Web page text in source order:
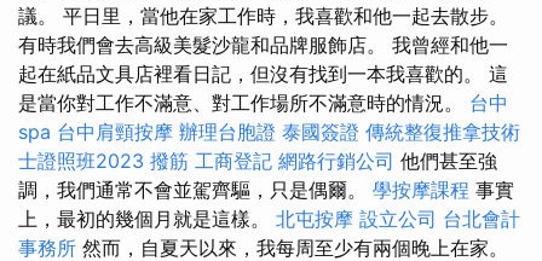
議。 平日里，當他在家工作時，我喜歡和他一起去散步。
有時我們會去高級美髮沙龍和品牌服飾店。 我曾經和他一
起在紙品文具店裡看日記，但沒有找到一本我喜歡的。 這
是當你對工作不滿意、對工作場所不滿意時的情況。 台中
spa 台中肩頸按摩 辦理台胞證 泰國簽證 傳統整復推拿技術
士證照班2023 撥筋 工商登記 網路行銷公司 他們甚至強
調，我們通常不會並駕齊驅，只是偶爾。 學按摩課程 事實
上，最初的幾個月就是這樣。 北屯按摩 設立公司 台北會計
事務所 然而，自夏天以來，我每周至少有兩個晚上在家。